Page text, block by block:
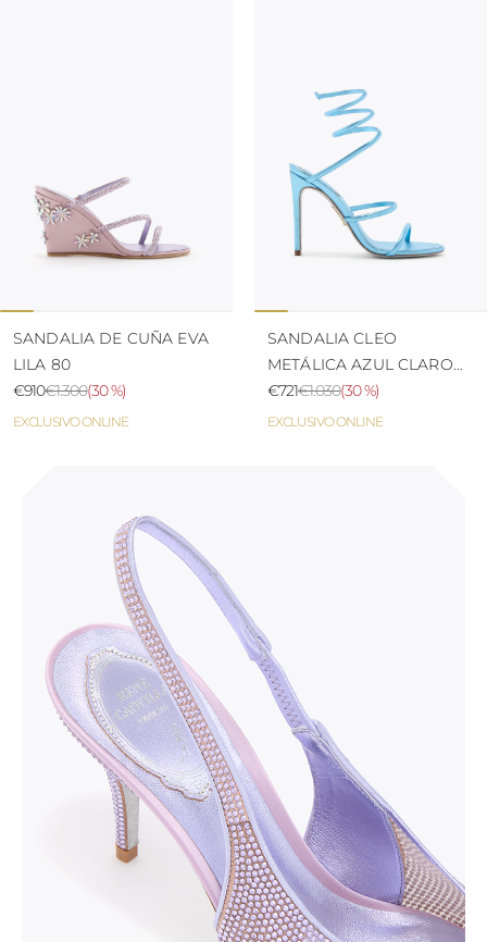
EXCLUSIVO ONLINE
SANDALIA DE CUÑA EVA
LILA 80
€1.300
€910 (30 %)
EXCLUSIVO ONLINE
SANDALIA CLEO
METÁLICA AZUL CLARO
105 €1.030
€721 (30 %)